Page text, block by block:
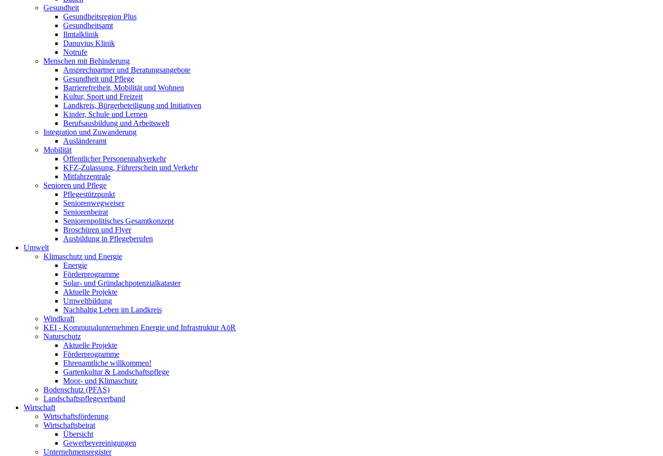
Gesundheit
Gesundheitsregion Plus
Gesundheitsamt
Ilmtalklinik
Danuvius Klinik
Notrufe
Menschen mit Behinderung
Ansprechpartner und Beratungsangebote
Gesundheit und Pflege
Barrierefreiheit, Mobilität und Wohnen
Kultur, Sport und Freizeit
Landkreis, Bürgerbeteiligung und Initiativen
Kinder, Schule und Lernen
Berufsausbildung und Arbeitswelt
Integration und Zuwanderung
Ausländeramt
Mobilität
Öffentlicher Personennahverkehr
KFZ-Zulassung, Führerschein und Verkehr
Mitfahrzentrale
Senioren und Pflege
Pflegestützpunkt
Seniorenwegweiser
Seniorenbeirat
Seniorenpolitisches Gesamtkonzept
Broschüren und Flyer
Ausbildung in Pflegeberufen
Umwelt
Klimaschutz und Energie
Energie
Förderprogramme
Solar- und Gründachpotenzialkataster
Aktuelle Projekte
Umweltbildung
Nachhaltig Leben im Landkreis
Windkraft
KEI - Kommunalunternehmen Energie und Infrastruktur AöR
Naturschutz
Aktuelle Projekte
Förderprogramme
Ehrenamtliche willkommen!
Gartenkultur & Landschaftspflege
Moor- und Klimaschutz
Bodenschutz (PFAS)
Landschaftspflegeverband
Wirtschaft
Wirtschaftsförderung
Wirtschaftsbeirat
Übersicht
Gewerbevereinigungen
Unternehmensregister